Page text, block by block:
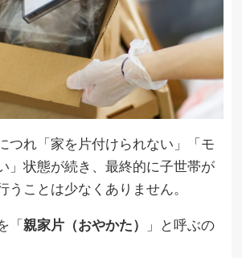
つれ「家を片付けられない」「モ
」状態が続き、最終的に子世帯が
うことは少なくありません。
「親家片（おやかた）
」と呼ぶの